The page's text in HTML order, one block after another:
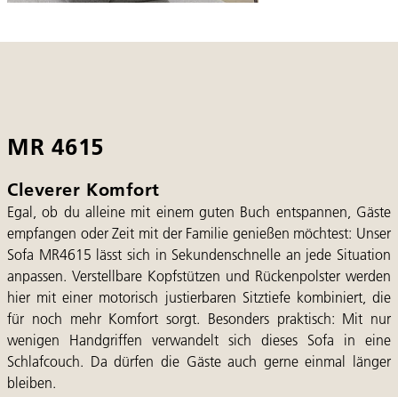
MR 4615
Cleverer Komfort
Egal, ob du alleine mit einem guten Buch entspannen, Gäste
empfangen oder Zeit mit der Familie genießen möchtest: Unser
Sofa MR4615 lässt sich in Sekundenschnelle an jede Situation
anpassen. Verstellbare Kopfstützen und Rückenpolster werden
hier mit einer motorisch justierbaren Sitztiefe kombiniert, die
für noch mehr Komfort sorgt. Besonders praktisch: Mit nur
wenigen Handgriffen verwandelt sich dieses Sofa in eine
Schlafcouch. Da dürfen die Gäste auch gerne einmal länger
bleiben.